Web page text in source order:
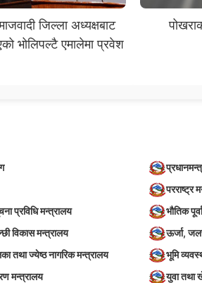
जिल्ला अध्यक्षबाट
भोलिपल्टै एमालेमा प्रवेश
परराष्ट्र
प्रविधि मन्त्रालय
भौतिक
विकास मन्त्रालय
ऊर्जा,
तथा ज्येष्ठ नागरिक मन्त्रालय
भूमि
मन्त्रालय
युवा तथा